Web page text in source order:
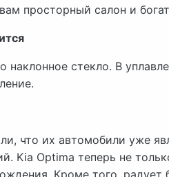
просторный салон и
наклонное стекло. В
что их автомобили уже
Kia Optima теперь не
Кроме того, радует